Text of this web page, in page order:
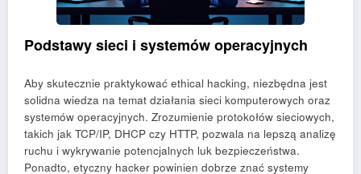
Podstawy sieci i systemów operacyjnych
Aby skutecznie praktykować ethical hacking, niezbędna jest
solidna wiedza na temat działania sieci komputerowych oraz
systemów operacyjnych. Zrozumienie protokołów sieciowych,
takich jak TCP/IP, DHCP czy HTTP, pozwala na lepszą analizę
ruchu i wykrywanie potencjalnych luk bezpieczeństwa.
Ponadto, etyczny hacker powinien dobrze znać systemy